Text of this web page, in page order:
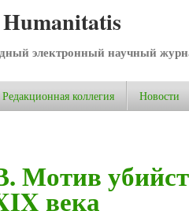
электронный научный
Редакционная коллегия Новости
Мотив
века